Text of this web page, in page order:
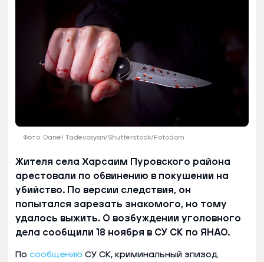
Фото: Daniel Tadevosyan/Shutterstock/Fotodom
Жителя села Харсаим Пуровского района
арестовали по обвинению в покушении на
убийство. По версии следствия, он
попытался зарезать знакомого, но тому
удалось выжить. О возбуждении уголовного
дела сообщили 18 ноября в СУ СК по ЯНАО.
По сообщению СУ СК, криминальный эпизод